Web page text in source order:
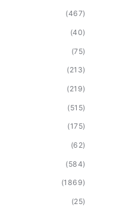
(467)
(40)
(75)
(213)
(219)
(515)
(175)
(62)
(584)
(1869)
(25)